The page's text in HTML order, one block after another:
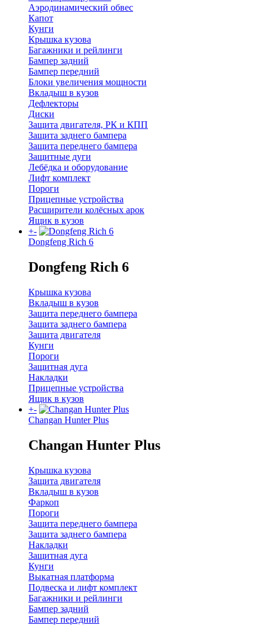
Аэродинамический обвес
Капот
Кунги
Крышка кузова
Багажники и рейлинги
Бампер задний
Бампер передний
Блоки увеличения мощности
Вкладыш в кузов
Дефлекторы
Диски
Защита двигателя, РК и КПП
Защита заднего бампера
Защита переднего бампера
Защитные дуги
Лебёдка и оборудование
Лифт комплект
Пороги
Прицепные устройства
Расширители колёсных арок
Ящик в кузов
+-
Dongfeng Rich 6
Dongfeng Rich 6
Крышка кузова
Вкладыш в кузов
Защита переднего бампера
Защита заднего бампера
Защита двигателя
Кунги
Пороги
Защитная дуга
Накладки
Прицепные устройства
Ящик в кузов
+-
Changan Hunter Plus
Changan Hunter Plus
Крышка кузова
Защита двигателя
Вкладыш в кузов
Фаркоп
Пороги
Защита переднего бампера
Защита заднего бампера
Накладки
Защитная дуга
Кунги
Выкатная платформа
Подвеска и лифт комплект
Багажники и рейлинги
Бампер задний
Бампер передний